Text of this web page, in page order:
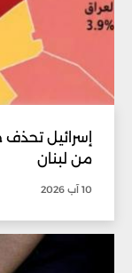
إسرائيل
من لبنان
10 آب 2026